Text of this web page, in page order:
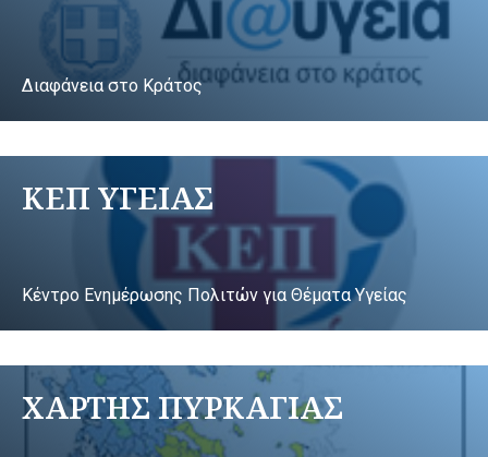
Διαφάνεια στο Κράτος
ΚΕΠ ΥΓΕΙΑΣ
Κέντρο Ενημέρωσης Πολιτών για Θέματα Υγείας
ΧΑΡΤΗΣ ΠΥΡΚΑΓΙΑΣ